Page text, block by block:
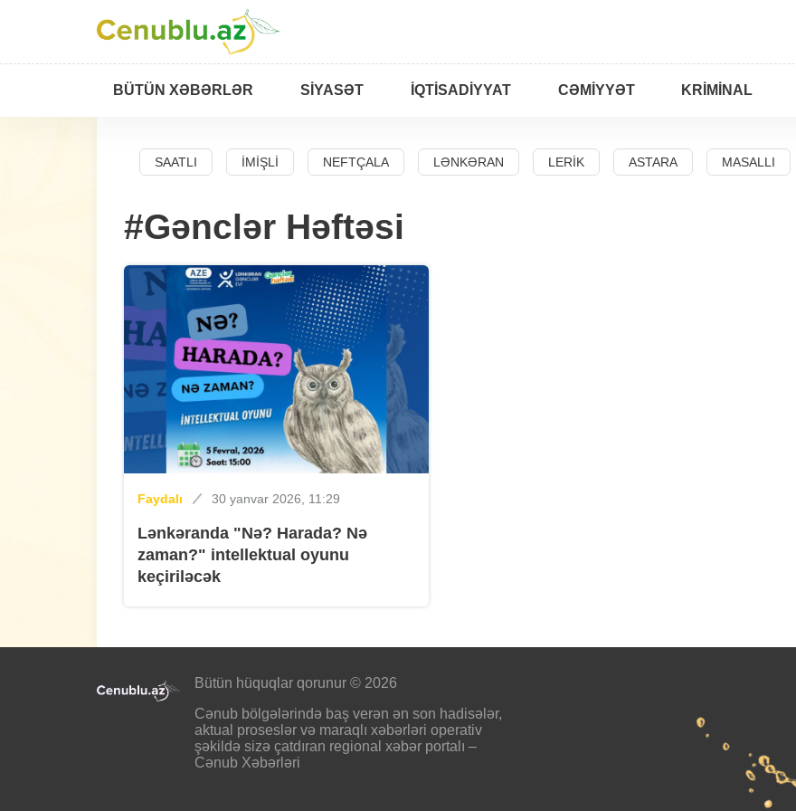
BÜTÜN XƏBƏRLƏR SIYASƏT İQTISADIYYAT CƏMIYYƏT KRIMINAL
SAATLI İMIŞLI NEFTÇALA LƏNKƏRAN LERIK ASTARA MASALLI
#Gənclər Həftəsi
Faydalı 30 yanvar 2026, 11:29
Lənkəranda "Nə? Harada? Nə
zaman?" intellektual oyunu
keçiriləcək
Bütün hüquqlar qorunur © 2026
Cənub bölgələrində baş verən ən son hadisələr,
aktual proseslər və maraqlı xəbərləri operativ
şəkildə sizə çatdıran regional xəbər portalı –
Cənub Xəbərləri